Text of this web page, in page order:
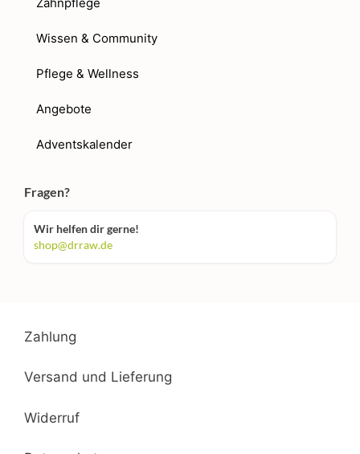
Wissen & Community
Pflege & Wellness
Angebote
Adventskalender
Fragen?
Wir helfen dir gerne!
shop@drraw.de
Zahlung
Versand und Lieferung
Widerruf